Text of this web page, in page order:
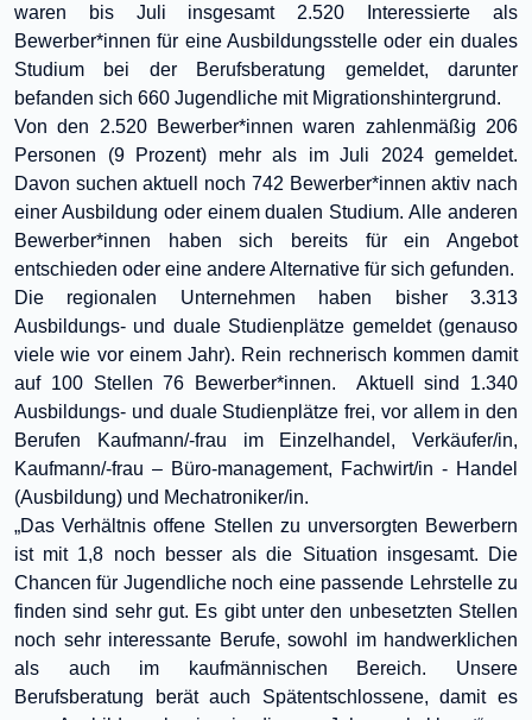
waren bis Juli insgesamt 2.520 Interessierte als
Bewerber*innen für eine Ausbildungsstelle oder ein duales
Studium bei der Berufsberatung gemeldet, darunter
befanden sich 660 Jugendliche mit Migrationshintergrund.
Von den 2.520 Bewerber*innen waren zahlenmäßig 206
Personen (9 Prozent) mehr als im Juli 2024 gemeldet.
Davon suchen aktuell noch 742 Bewerber*innen aktiv nach
einer Ausbildung oder einem dualen Studium. Alle anderen
Bewerber*innen haben sich bereits für ein Angebot
entschieden oder eine andere Alternative für sich gefunden.
Die regionalen Unternehmen haben bisher 3.313
Ausbildungs- und duale Studienplätze gemeldet (genauso
viele wie vor einem Jahr). Rein rechnerisch kommen damit
auf 100 Stellen 76 Bewerber*innen. Aktuell sind 1.340
Ausbildungs- und duale Studienplätze frei, vor allem in den
Berufen Kaufmann/-frau im Einzelhandel, Verkäufer/in,
Kaufmann/-frau – Büro-management, Fachwirt/in - Handel
(Ausbildung) und Mechatroniker/in.
„Das Verhältnis offene Stellen zu unversorgten Bewerbern
ist mit 1,8 noch besser als die Situation insgesamt. Die
Chancen für Jugendliche noch eine passende Lehrstelle zu
finden sind sehr gut. Es gibt unter den unbesetzten Stellen
noch sehr interessante Berufe, sowohl im handwerklichen
als auch im kaufmännischen Bereich. Unsere
Berufsberatung berät auch Spätentschlossene, damit es